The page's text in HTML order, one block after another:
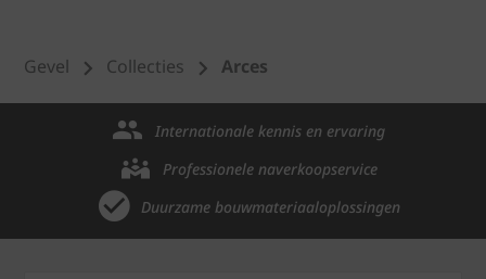
Gevel Collecties Arces
Internationale kennis en ervaring
Professionele naverkoopservice
Duurzame bouwmateriaaloplossingen